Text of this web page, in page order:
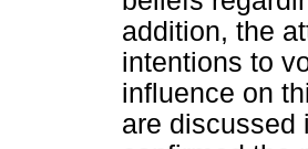
addition, the
intentions to
influence on
are discussed